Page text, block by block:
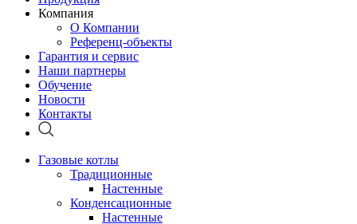
Компания
О Компании
Референц-объекты
Гарантия и сервис
Наши партнеры
Обучение
Новости
Контакты
Газовые котлы
Традиционные
Настенные
Конденсационные
Настенные